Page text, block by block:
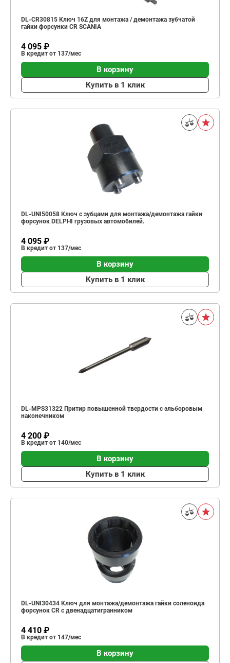
DL-CR30815 Ключ 16Z для монтажа / демонтажа зубчатой
гайки форсунки CR SCANIA
4 095 ₽
В кредит от 137/мес
В корзину
Купить в 1 клик
DL-UNI50058 Ключ с зубцами для монтажа/демонтажа гайки
форсунок DELPHI грузовых автомобилей.
4 095 ₽
В кредит от 137/мес
В корзину
Купить в 1 клик
DL-MPS31322 Притир повышенной твердости с эльборовым
наконечником
4 200 ₽
В кредит от 140/мес
В корзину
Купить в 1 клик
DL-UNI30434 Ключ для монтажа/демонтажа гайки соленоида
форсунок CR с двенадцатигранником
4 410 ₽
В кредит от 147/мес
В корзину